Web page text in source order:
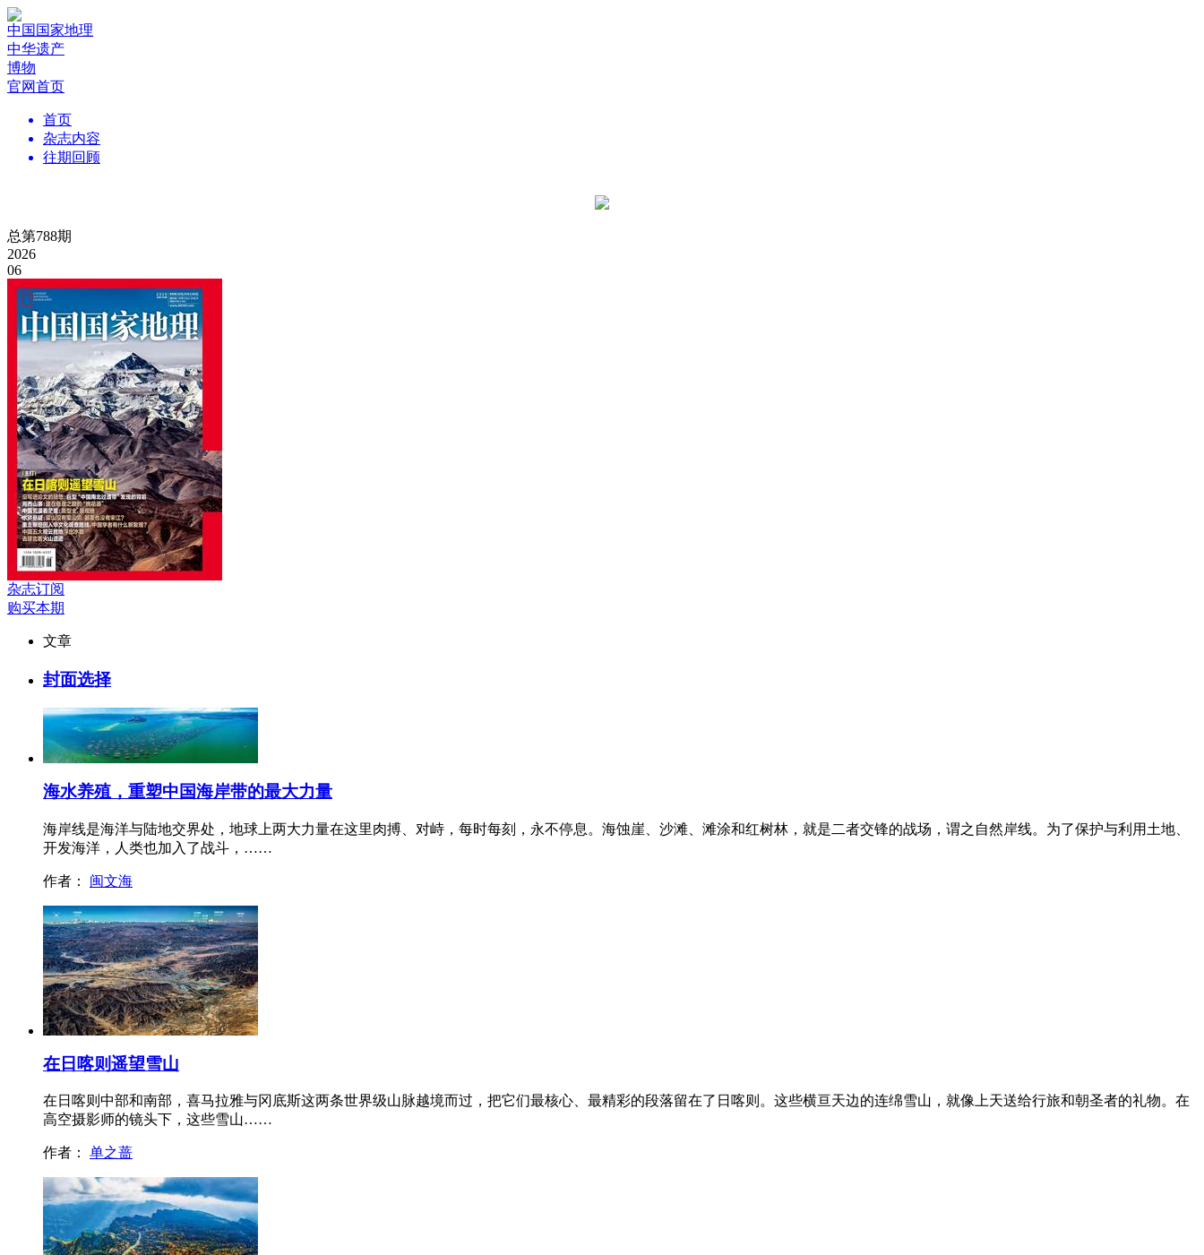
中国国家地理
中华遗产
博物
官网首页
首页
杂志内容
往期回顾
总第788期
2026
06
杂志订阅
购买本期
文章
封面选择
海水养殖，重塑中国海岸带的最大力量
海岸线是海洋与陆地交界处，地球上两大力量在这里肉搏、对峙，每时每刻，永不停息。海蚀崖、沙滩、滩涂和红树林，就是二者交锋的战场，谓之自然岸线。为了保护与利用土地、
开发海洋，人类也加入了战斗，……
作者： 闽文海
在日喀则遥望雪山
在日喀则中部和南部，喜马拉雅与冈底斯这两条世界级山脉越境而过，把它们最核心、最精彩的段落留在了日喀则。这些横亘天边的连绵雪山，就像上天送给行旅和朝圣者的礼物。在
高空摄影师的镜头下，这些雪山……
作者： 单之蔷